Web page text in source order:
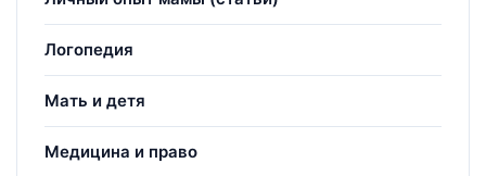
Логопедия
Мать и детя
Медицина и право